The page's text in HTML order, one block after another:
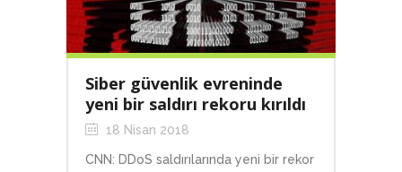
Siber güvenlik evreninde
yeni bir saldırı rekoru kırıldı
18 Nisan 2018
CNN: DDoS saldırılarında yeni bir rekor